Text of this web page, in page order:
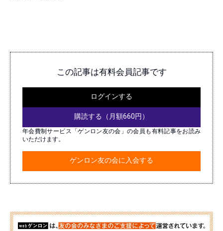
この記事は有料会員記事です
ログインする
購読する（月額660円）
年会費制サービス「ゲンロン友の会」の会員も有料記事をお読み
いただけます。
ゲンロン友の会に入会する